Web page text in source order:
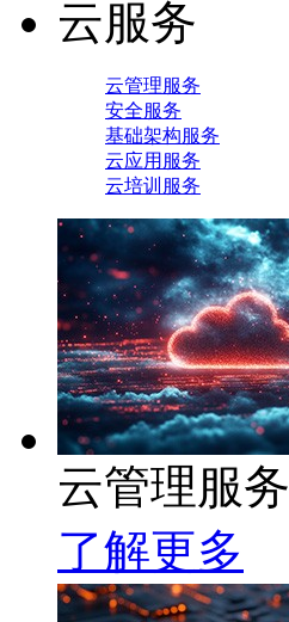
云服务
云管理服务
安全服务
基础架构服务
云应用服务
云培训服务
云管理服务
了解更多